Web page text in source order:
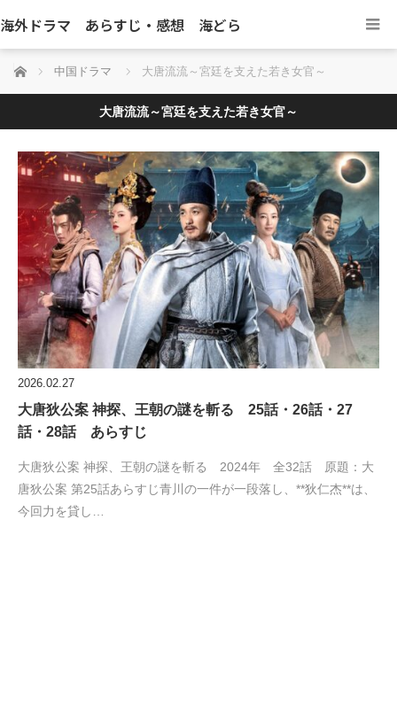
海外ドラマ あらすじ・感想 海どら
ホーム 中国ドラマ 大唐流流～宮廷を支えた若き女官～
大唐流流～宮廷を支えた若き女官～
2026.02.27
大唐狄公案 神探、王朝の謎を斬る 25話・26話・27
話・28話 あらすじ
大唐狄公案 神探、王朝の謎を斬る 2024年 全32話 原題：大
唐狄公案 第25話あらすじ青川の一件が一段落し、**狄仁杰**は、
今回力を貸し…